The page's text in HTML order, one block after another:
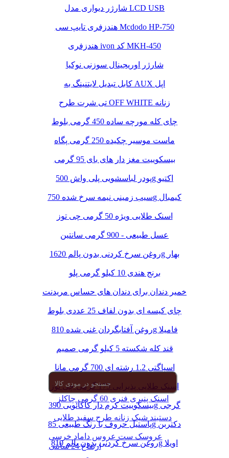
اسنک پنیری فنری 60 گرمی چاکلز
دستبند شیک زنانه طرح سفید طلایی
عروسک ست عروس داماد خرسی
ارتفاع 24 سانتی
شارژر دیواری مدل LCD USB
هندزفری تایپ سی Mcdodo HP-750
هندزفری ivon کد MKH-450
شارژر اوریجینال سوزنی نوکیا
کابل تبدیل لایتنینگ به AUX اپل
تی شرت طرح OFF WHITE زنانه
چای کله مورچه ساده 450 گرمی بلوط
ماست موسیر چکیده 250 گرمی پگاه
بیسکوییت مغز دار های بای 95 گرمی
پودر لباسشویی پلی واش 500g اکتیو
سیب زمینی نیمه سرخ شده 750g کیمبال
اسنک طلایی ویژه 50 گرمی چی توز
عسل طبیعی - 900 گرمی سانتین
روغن سرخ کردنی بدون پالم 1620g بهار
برنج هندی 10 کیلو گرمی پلو
خمیر دندان برای دندان های حساس مریدنت
چای کیسه ای بدون لفاف 25 عددی بلوط
روغن آفتابگردان غنی شده 810g فامیلا
قند کله شکسته 5 کیلو گرمی صمیم
اسپاگتی 1.2 رشته ای 700 گرمی مانا
اسنک طلایی پذیرایی 175 گرمی چی توز
بیسکوییت کرم دار کاکائویی 390g گرجی
پاستیل حروف با رنگ طبیعی 85g دکتربن
روغن سرخ کردنی بدون پالم 810g اویلا